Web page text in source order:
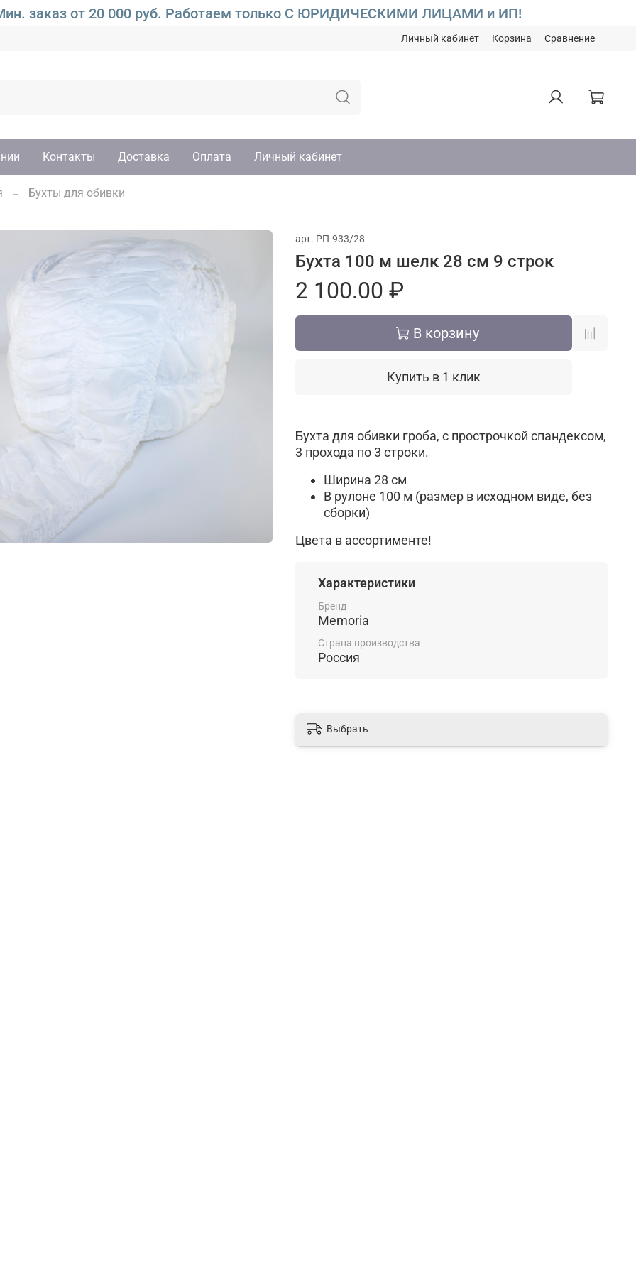
заказ от 20 000 руб. Работаем только С ЮРИДИЧЕСКИМИ ЛИЦАМИ и ИП!
Личный кабинет Корзина Сравнение
Контакты Доставка Оплата Личный кабинет
Бухты для обивки
арт. РП-933/28
Бухта 100 м шелк 28 см 9 строк
2 100.00 ₽
В корзину
Купить в 1 клик
Бухта для обивки гроба, с прострочкой спандексом,
3 прохода по 3 строки.
Ширина 28 см
В рулоне 100 м (размер в исходном виде, без
сборки)
Цвета в ассортименте!
Характеристики
Бренд
Memoria
Страна производства
Россия
Выбрать